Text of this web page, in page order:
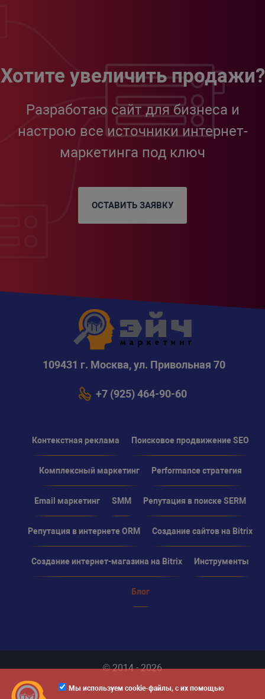
Мы используем cookie-файлы, с их помощью
Хотите увеличить продажи?
Разработаю сайт для бизнеса и
настрою все источники интернет-
маркетинга под ключ
ОСТАВИТЬ ЗАЯВКУ
109431 г. Москва, ул. Привольная 70
+7 (925) 464-90-60
Контекстная реклама Поисковое продвижение SEO
Комплексный маркетинг Performance стратегия
Email маркетинг SMM Репутация в поиске SERM
Репутация в интернете ORM Создание сайтов на Bitrix
Создание интернет-магазина на Bitrix Инструменты
Блог
© 2014 - 2026